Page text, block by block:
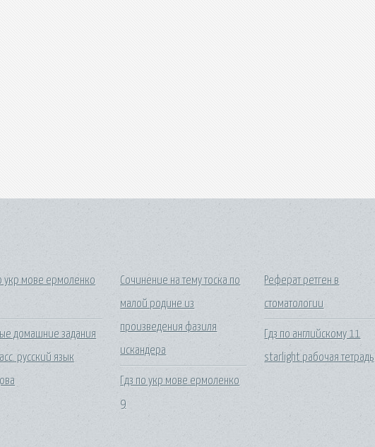
укр мове ермоленко
домашние задания
русский язык
Сочинение на тему тоска по
малой родине из
произведения фазиля
искандера
Гдз по укр мове ермоленко
9
Реферат ретген в
стоматологии
Гдз по английскому 11
starlight рабочая тетрадь